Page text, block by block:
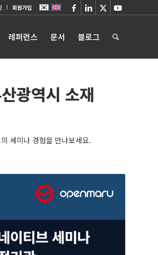
회원가입
레퍼런스 문서 블로그
광역시 소재
세미나 경험을 만나보세요.